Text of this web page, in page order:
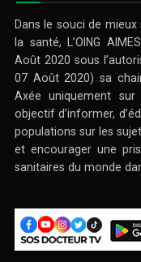
Dans le souci de
la santé, L’OING
Août 2020 sous
07 Août 2020) sa
Axée uniquement
objectif d’informer,
populations sur les
et encourager une
sanitaires du monde